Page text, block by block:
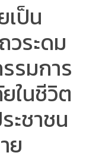
เป็น
วระดม
รมการ
ในชีวิต
ะชาชน
ย